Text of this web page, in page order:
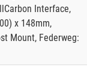
Interface,
x 148mm,
Mount, Federweg: